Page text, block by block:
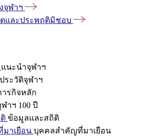
จุฬาฯ
ตและประพฤติมิชอบ
แนะนำจุฬาฯ
ประวัติจุฬาฯ
ารกิจหลัก
ฬาฯ 100 ปี
ข้อมูลและสถิติ
าเยือน บุคคลสำคัญที่มาเยือน